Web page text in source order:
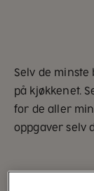
Selv de
på kjøkkenet.
for de aller
oppgaver selv